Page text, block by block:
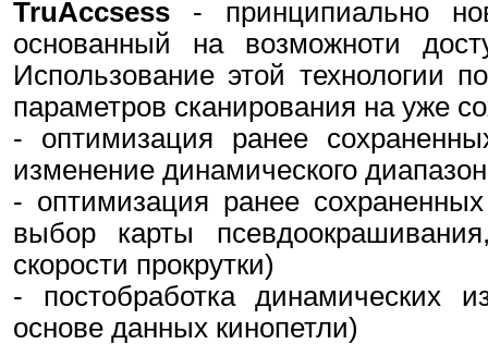
TruAccsess - принципиально
основанный на возможноти
Использование этой технологии
параметров сканирования на уже
- оптимизация ранее
изменение динамического
- оптимизация ранее
выбор карты
скорости прокрутки)
- постобработка динамических
основе данных кинопетли)